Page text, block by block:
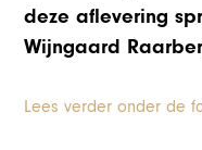
deze aflevering
Wijngaard
Lees verder onder de